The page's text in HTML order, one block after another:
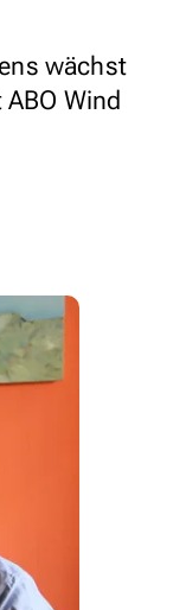
wächst
Wind